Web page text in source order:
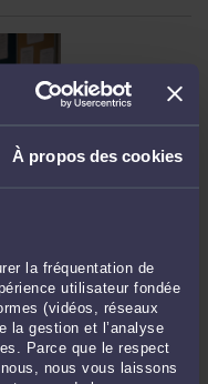
À propos des cookies
la fréquentation de
utilisateur fondée
(vidéos, réseaux
la gestion et l’analyse
Parce que le respect
nous vous laissons
: QUE FAIRE ? DROITS,
LES PARENTS
enfants à Thionville ? Maître
et vous défend. Recevoir